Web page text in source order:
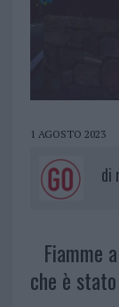
1 AGOSTO 2023
di
Fiamme
che è